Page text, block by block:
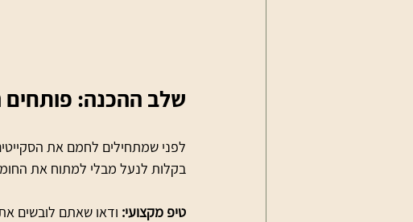
שלב ההכנה: פותחים
לפני שמתחילים לחמם את
בקלות לנעל מבלי למתוח את
טיפ מקצועי: ודאו שאתם לובשים